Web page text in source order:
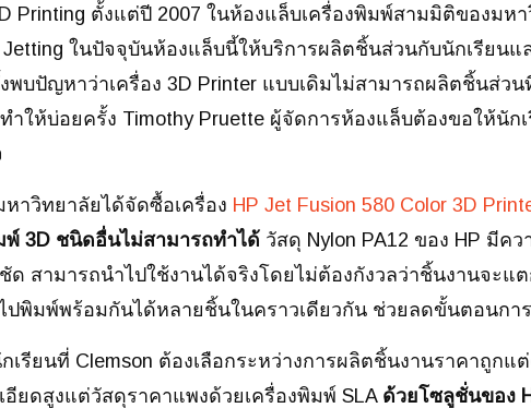
Printing ตั้งแต่ปี 2007 ในห้องแล็บเครื่องพิมพ์สามมิติของมห
Jetting ในปัจจุบันห้องแล็บนี้ให้บริการผลิตชิ้นส่วนกับนักเรีย
พบปัญหาว่าเครื่อง 3D Printer แบบเดิมไม่สามารถผลิตชิ้นส่ว
ำให้บ่อยครั้ง Timothy Pruette ผู้จัดการห้องแล็บต้องขอให้นั
หาวิทยาลัยได้จัดซื้อเครื่อง HP Jet Fusion 580 Color 3D
พ์ 3D ชนิดอื่นไม่สามารถทำได้ วัสดุ Nylon PA12 ของ HP มีค
ด สามารถนำไปใช้งานได้จริงโดยไม่ต้องกังวลว่าชิ้นงานจะ
ปพิมพ์พร้อมกันได้หลายชิ้นในคราวเดียวกัน ช่วยลดขั้นตอนกา
เรียนที่ Clemson ต้องเลือกระหว่างการผลิตชิ้นงานราคาถูก
อียดสูงแต่วัสดุราคาแพงด้วยเครื่องพิมพ์ SLA ด้วยโซลูชั่นของ